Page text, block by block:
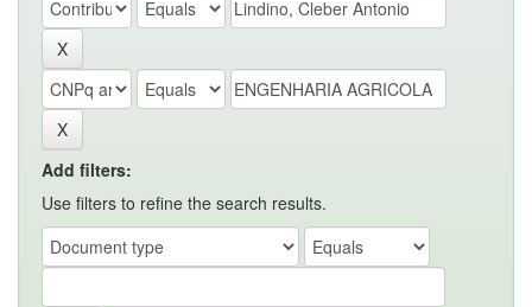
Add filters:
Use filters to refine the search results.